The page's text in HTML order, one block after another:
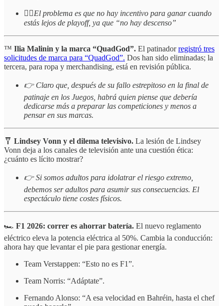
☝🏻El problema es que no hay incentivo para ganar cuando
estás lejos de playoff, ya que “no hay descenso”
™️ Ilia Malinin y la marca “QuadGod”. El patinadorregistró tres
solicitudes de marca para “QuadGod”. Dos han sido eliminadas; la
tercera, para ropa y merchandising, está en revisión pública.
👉 Claro que, después de su fallo estrepitoso en la final de
patinaje en los Juegos, habrá quien piense que debería
dedicarse más a preparar las competiciones y menos a
pensar en sus marcas.
🩼 Lindsey Vonn y el dilema televisivo. La lesión de Lindsey
Vonn deja a los canales de televisión ante una cuestión ética:
¿cuánto es lícito mostrar?
👉 Si somos adultos para idolatrar el riesgo extremo,
debemos ser adultos para asumir sus consecuencias. El
espectáculo tiene costes físicos.
🏎️ F1 2026: correr es ahorrar batería. El nuevo reglamento
eléctrico eleva la potencia eléctrica al 50%. Cambia la conducción:
ahora hay que levantar el pie para gestionar energía.
Team Verstappen: “Esto no es F1”.
Team Norris: “Adáptate”.
Fernando Alonso: “A esa velocidad en Bahréin, hasta el chef